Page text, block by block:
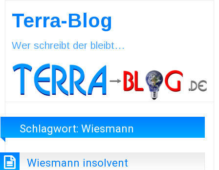
Terra-Blog
Wer schreibt der bleibt…
Schlagwort:Wiesmann
Wiesmann insolvent